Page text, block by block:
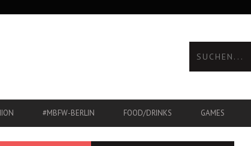
#MBFW-BERLIN FOOD/DRINKS GAMES